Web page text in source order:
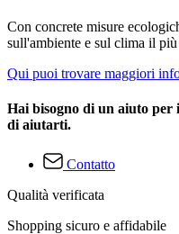
Con concrete misure
sull'ambiente e sul clima il più
Qui puoi trovare maggiori
Hai bisogno di un aiuto per
di aiutarti.
Contatto
Qualità verificata
Shopping sicuro e affidabile